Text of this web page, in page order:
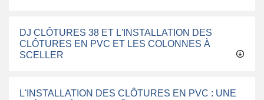
DJ CLÔTURES 38 ET L'INSTALLATION DES
CLÔTURES EN PVC ET LES COLONNES À
SCELLER
L'INSTALLATION DES CLÔTURES EN PVC : UNE